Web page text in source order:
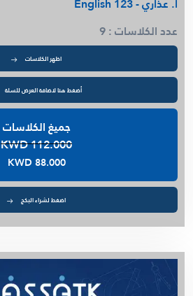
عدد الكلاسات : 9
اظهر الكلاسات
أضغط هنا لاضافة العرض للسلة
جميغ الكلاسات
KWD 112.000
KWD 88.000
اضغط لشراء البكج